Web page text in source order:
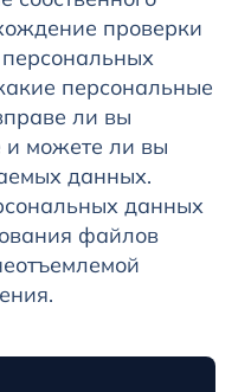
проверки
персональных
персональные
ли вы
и можете ли вы
данных.
данных
файлов